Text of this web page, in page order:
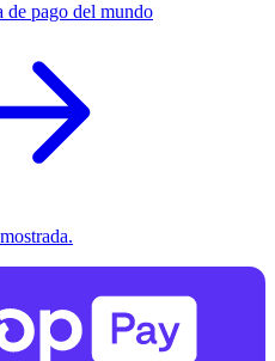
de pago del mundo